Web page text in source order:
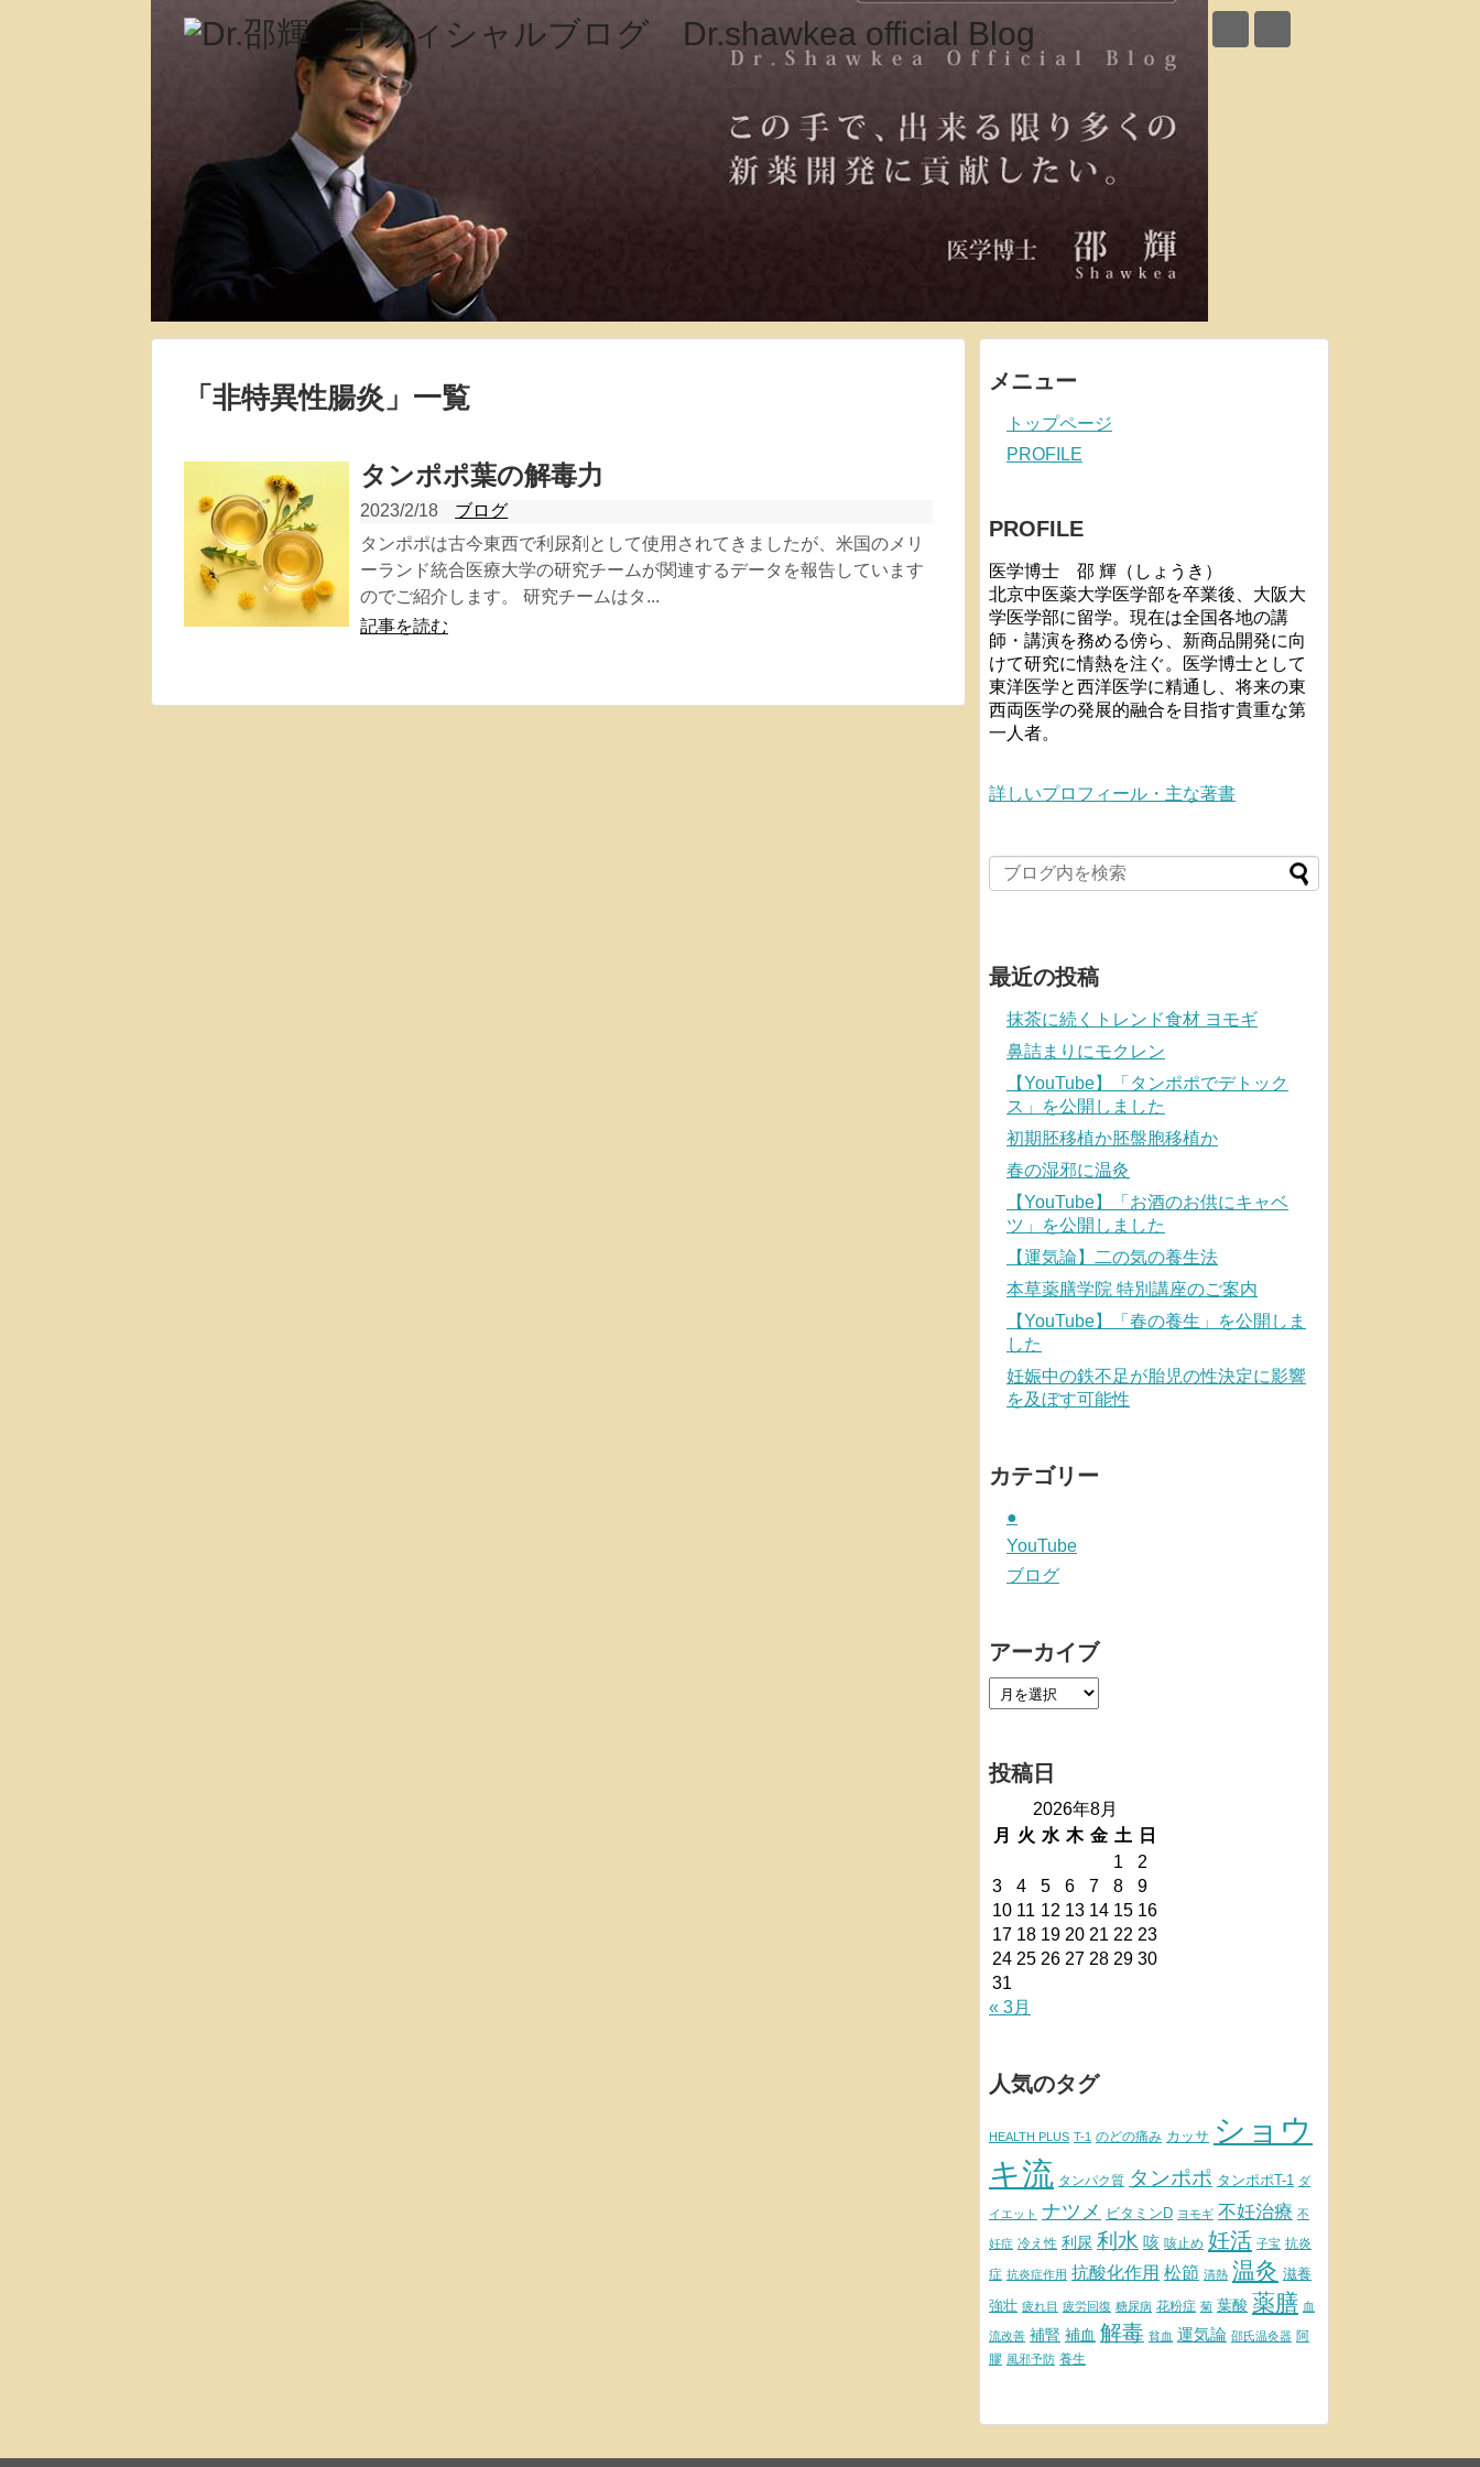
「 非特異性腸炎 」 一覧
タンポポ葉の解毒力
2023/2/18
ブログ
タンポポは古今東西で利尿剤として使用されてきましたが、米国のメリ
ーランド統合医療大学の研究チームが関連するデータを報告しています
のでご紹介します。 研究チームはタ...
記事を読む
メニュー
トップページ
PROFILE
PROFILE
医学博士 邵 輝（しょうき）
北京中医薬大学医学部を卒業後、大阪大
学医学部に留学。現在は全国各地の講
師・講演を務める傍ら、新商品開発に向
けて研究に情熱を注ぐ。医学博士として
東洋医学と西洋医学に精通し、将来の東
西両医学の発展的融合を目指す貴重な第
一人者。
詳しいプロフィール・主な著書
最近の投稿
抹茶に続くトレンド食材 ヨモギ
鼻詰まりにモクレン
【YouTube】「タンポポでデトック
ス」を公開しました
初期胚移植か胚盤胞移植か
春の湿邪に温灸
【YouTube】「お酒のお供にキャベ
ツ」を公開しました
【運気論】二の気の養生法
本草薬膳学院 特別講座のご案内
【YouTube】「春の養生」を公開しま
した
妊娠中の鉄不足が胎児の性決定に影響
を及ぼす可能性
カテゴリー
●
YouTube
ブログ
アーカイブ
投稿日
2026年8月
月
火 水 木 金 土
日
1
2
3
4 5 6 7 8
9
10 11 12 13 14 15 16
17 18 19 20 21 22 23
24 25 26 27 28 29 30
31
« 3月
人気のタグ
HEALTH PLUS T-1 のどの痛み カッサ ショウ
キ流 タンパク質 タンポポ タンポポT-1 ダ
イエット ナツメ ビタミンD ヨモギ 不妊治療 不
妊症 冷え性 利尿 利水 咳 咳止め 妊活 子宝 抗炎
症 抗炎症作用 抗酸化作用 松節 清熱 温灸 滋養
強壮 疲れ目 疲労回復 糖尿病 花粉症 菊 葉酸 薬膳 血
流改善 補腎 補血 解毒 貧血 運気論 邵氏温灸器 阿
膠 風邪予防 養生